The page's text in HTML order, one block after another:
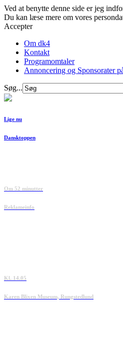
Ved at benytte denne side er jeg
Du kan læse mere om vores
Accepter
Om dk4
Kontakt
Programomtaler
Annoncering og Sponsorater
Søg...
Lige nu
Dansktoppen
Om 52 minutter
Reklameinfo
Kl. 14.05
Karen Blixen Museum, Rungstedlund